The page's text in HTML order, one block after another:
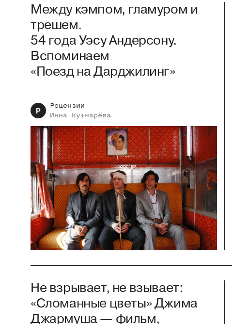
Между кэмпом, гламуром и
трешем.
54 года Уэсу Андерсону.
Вспоминаем
«Поезд на Дарджилинг»
Р
Рецензии
Инна
Кушнарёва
Не взрывает, не взывает:
«Сломанные цветы» Джима
Джармуша — фильм,